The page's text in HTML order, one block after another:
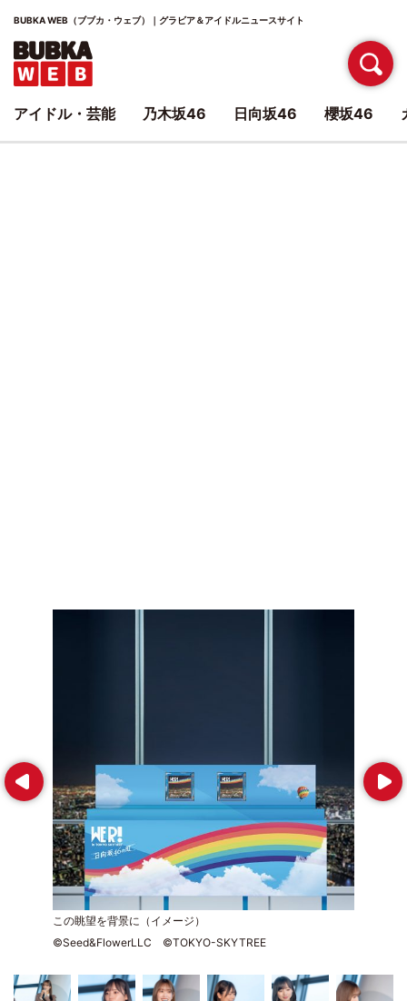
BUBKA WEB（ブブカ・ウェブ）｜グラビア＆アイドルニュースサイト
Prev
この眺望を背景に（イメージ）
©Seed&FlowerLLC ©TOKYO-SKYTREE
Next
アイドル・芸能 乃木坂46 日向坂46 櫻坂46